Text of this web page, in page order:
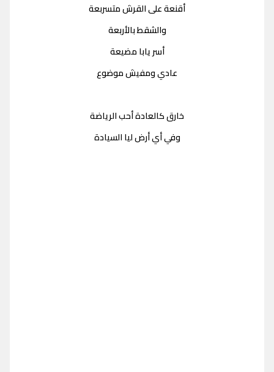
أقنعة على القرش متسربعة
والشقط بالأربعة
أسر يابا مضيعة
عادي ومفيش موضوع
خارق كالعادة أحب الرياضة
وفي أي أرض ليا السيادة